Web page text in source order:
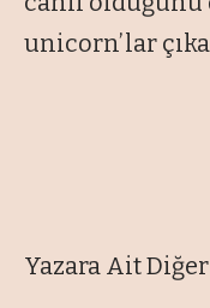
unicorn’lar
Yazara Ait